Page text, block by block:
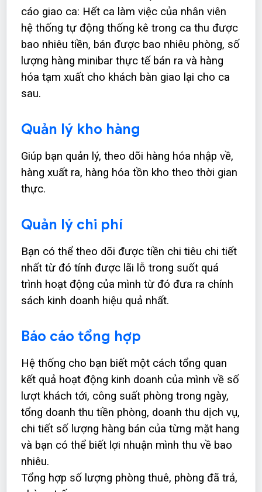
cáo giao ca: Hết ca làm việc của nhân viên
hệ thống tự động thống kê trong ca thu được
bao nhiêu tiền, bán được bao nhiêu phòng, số
lượng hàng minibar thực tế bán ra và hàng
hóa tạm xuất cho khách bàn giao lại cho ca
sau.
Quản lý kho hàng
Giúp bạn quản lý, theo dõi hàng hóa nhập về,
hàng xuất ra, hàng hóa tồn kho theo thời gian
thực.
Quản lý chi phí
Bạn có thể theo dõi được tiền chi tiêu chi tiết
nhất từ đó tính được lãi lỗ trong suốt quá
trình hoạt động của mình từ đó đưa ra chính
sách kinh doanh hiệu quả nhất.
Báo cáo tổng hợp
Hệ thống cho bạn biết một cách tổng quan
kết quả hoạt động kinh doanh của mình về số
lượt khách tới, công suất phòng trong ngày,
tổng doanh thu tiền phòng, doanh thu dịch vụ,
chi tiết số lượng hàng bán của từng mặt hang
và bạn có thể biết lợi nhuận mình thu về bao
nhiêu.
Tổng hợp số lượng phòng thuê, phòng đã trả,